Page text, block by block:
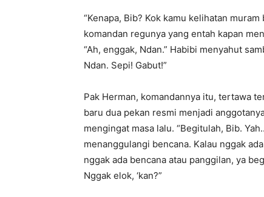
“Kenapa, Bib? Kok kamu kelihatan
komandan regunya yang entah kapan
“Ah, enggak, Ndan.” Habibi menyahut
Ndan. Sepi! Gabut!”
Pak Herman, komandannya itu, tertawa
baru dua pekan resmi menjadi
mengingat masa lalu. “Begitulah, Bib.
menanggulangi bencana. Kalau nggak
nggak ada bencana atau panggilan, ya
Nggak elok, ‘kan?”